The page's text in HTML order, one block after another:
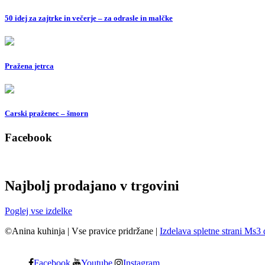
50 idej za zajtrke in večerje – za odrasle in malčke
Pražena jetrca
Carski praženec – šmorn
Facebook
Najbolj prodajano v trgovini
Poglej vse izdelke
©Anina kuhinja | Vse pravice pridržane | Izdelava spletne strani Ms3
Facebook Youtube Instagram